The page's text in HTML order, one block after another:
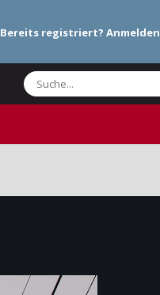
Bereits registriert? Anmelden